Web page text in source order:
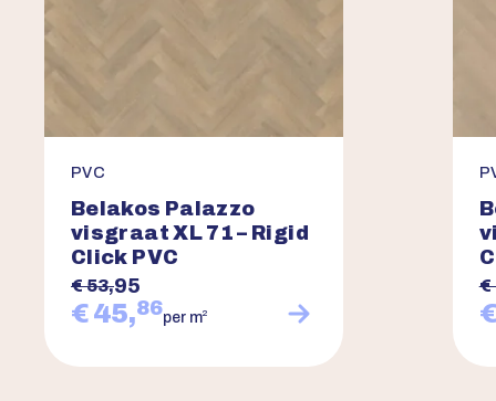
PVC
Belakos Palazzo
visgraat XL 71 – Rigid
Click PVC
€ 53,95
€ 45,86per m2
€